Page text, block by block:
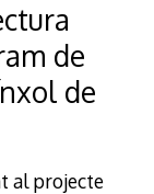
de
de
al projecte